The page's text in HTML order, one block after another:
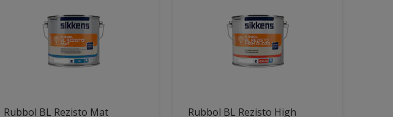
Rubbol BL Rezisto Mat
Rubbol BL Rezisto High